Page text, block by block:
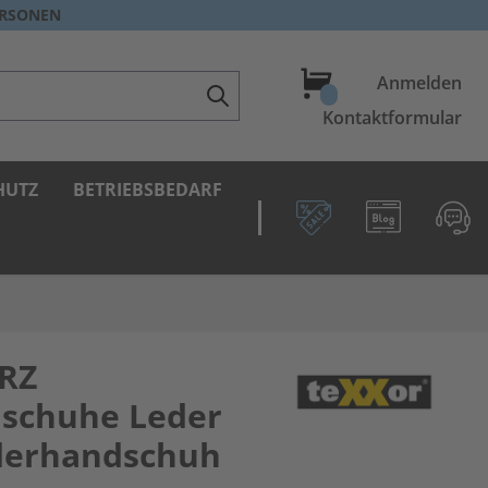
WarenkorbAnmelden
Kontaktformular
BETRIEBSBEDARF
Leder